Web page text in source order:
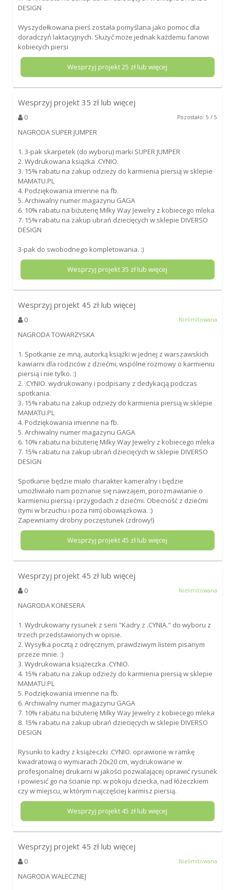
DESIGN
Wyszydełkowana pierś została pomyślana jako pomoc dla
doradczyń laktacyjnych. Służyć może jednak każdemu fanowi
kobiecych piersi
Wesprzyj projekt25 zł lub więcej
Wesprzyj projekt 35 zł lub więcej
0 Pozostało: 5 / 5
NAGRODA SUPER JUMPER
1. 3-pak skarpetek (do wyboru) marki SUPER JUMPER
2. Wydrukowana książka .CYNIO.
3. 15% rabatu na zakup odzieży do karmienia piersią w sklepie
MAMATU.PL
4. Podziękowania imienne na fb.
5. Archiwalny numer magazynu GAGA
6. 10% rabatu na biżuterię Milky Way Jewelry z kobiecego mleka
7. 15% rabatu na zakup ubrań dziecięcych w sklepie DIVERSO
DESIGN
3-pak do swobodnego kompletowania. :)
Wesprzyj projekt35 zł lub więcej
Wesprzyj projekt 45 zł lub więcej
0 Nielimitowana
NAGRODA TOWARZYSKA
1. Spotkanie ze mną, autorką książki w jednej z warszawskich
kawiarni dla rodziców z dziećmi, wspólne rozmowy o karmieniu
piersią i nie tylko. :)
2. .CYNIO. wydrukowany i podpisany z dedykacją podczas
spotkania.
3. 15% rabatu na zakup odzieży do karmienia piersią w sklepie
MAMATU.PL
4. Podziękowania imienne na fb.
5. Archiwalny numer magazynu GAGA
6. 10% rabatu na biżuterię Milky Way Jewelry z kobiecego mleka
7. 15% rabatu na zakup ubrań dziecięcych w sklepie DIVERSO
DESIGN
Spotkanie będzie miało charakter kameralny i będzie
umożliwiało nam poznanie się nawzajem, porozmawianie o
karmieniu piersią i przygodach z dziećmi. Obecność z dziećmi
(tymi w brzuchu i poza nim) obowiązkowa. :)
Zapewniamy drobny poczęstunek (zdrowy!)
Wesprzyj projekt45 zł lub więcej
Wesprzyj projekt 45 zł lub więcej
0 Nielimitowana
NAGRODA KONESERA
1. Wydrukowany rysunek z serii "Kadry z .CYNIA." do wyboru z
trzech przedstawionych w opisie.
2. Wysyłka pocztą z odręcznym, prawdziwym listem pisanym
przeze mnie. :)
3. Wydrukowana książeczka .CYNIO.
4. 15% rabatu na zakup odzieży do karmienia piersią w sklepie
MAMATU.PL
5. Podziękowania imienne na fb.
6. Archiwalny numer magazynu GAGA
7. 10% rabatu na biżuterię Milky Way Jewelry z kobiecego mleka
8. 15% rabatu na zakup ubrań dziecięcych w sklepie DIVERSO
DESIGN
Rysunki to kadry z książeczki .CYNIO. oprawione w ramkę
kwadratową o wymiarach 20x20 cm, wydrukowane w
profesjonalnej drukarni w jakości pozwalającej oprawić rysunek
i powiesić go na ścianie np. w pokoju dziecka, nad łóżeczkiem
czy w miejscu, w którym najczęściej karmisz piersią.
Wesprzyj projekt45 zł lub więcej
Wesprzyj projekt 45 zł lub więcej
0 Nielimitowana
NAGRODA WALECZNEJ